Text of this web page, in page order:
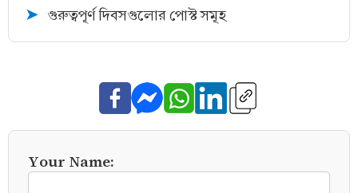
➤ গুরুত্বপূর্ণ দিবসগুলোর পোস্ট সমূহ
Your Name: